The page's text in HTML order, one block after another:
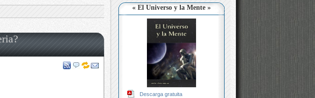
« El Universo y la Mente »
Descarga gratuita